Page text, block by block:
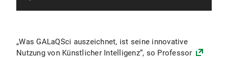
„Was GALaQSci auszeichnet, ist seine innovative
Nutzung von Künstlicher Intelligenz“, so Professor